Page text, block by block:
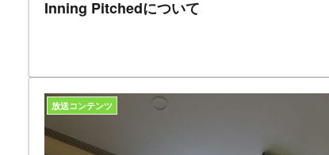
Inning Pitchedについて
放送コンテンツ